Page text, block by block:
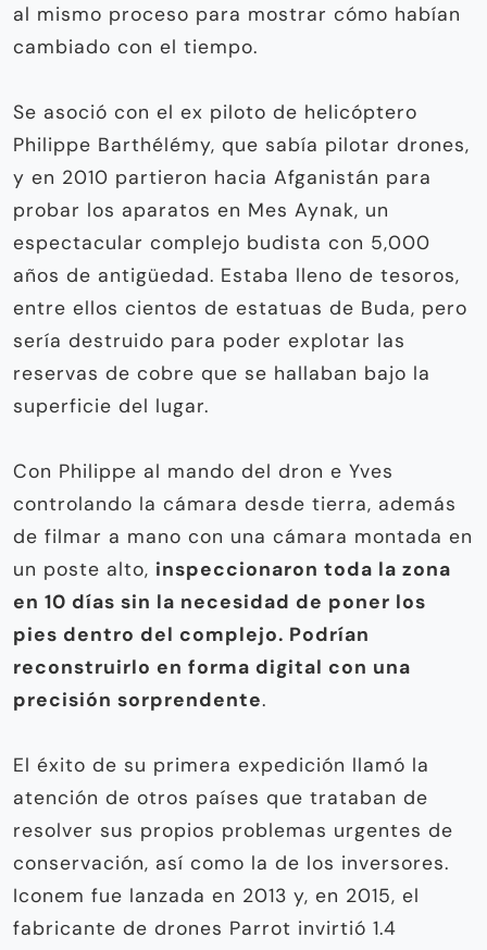
al mismo proceso para mostrar cómo habían
cambiado con el tiempo.
Se asoció con el ex piloto de helicóptero
Philippe Barthélémy, que sabía pilotar drones,
y en 2010 partieron hacia Afganistán para
probar los aparatos en Mes Aynak, un
espectacular complejo budista con 5,000
años de antigüedad. Estaba lleno de tesoros,
entre ellos cientos de estatuas de Buda, pero
sería destruido para poder explotar las
reservas de cobre que se hallaban bajo la
superficie del lugar.
Con Philippe al mando del dron e Yves
controlando la cámara desde tierra, además
de filmar a mano con una cámara montada en
un poste alto, inspeccionaron toda la zona
en 10 días sin la necesidad de poner los
pies dentro del complejo. Podrían
reconstruirlo en forma digital con una
precisión sorprendente.
El éxito de su primera expedición llamó la
atención de otros países que trataban de
resolver sus propios problemas urgentes de
conservación, así como la de los inversores.
Iconem fue lanzada en 2013 y, en 2015, el
fabricante de drones Parrot invirtió 1.4